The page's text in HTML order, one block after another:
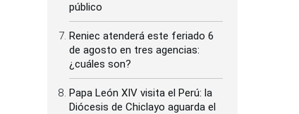
público
Reniec atenderá este feriado 6
de agosto en tres agencias:
¿cuáles son?
Papa León XIV visita el Perú: la
Diócesis de Chiclayo aguarda el